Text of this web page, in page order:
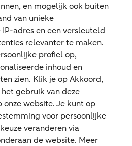
en mogelijk ook buiten
van unieke
adres en een versleuteld
relevanter te maken.
profiel op,
inhoud en
zien. Klik je op Akkoord,
gebruik van deze
website. Je kunt op
voor persoonlijke
veranderen via
de website. Meer